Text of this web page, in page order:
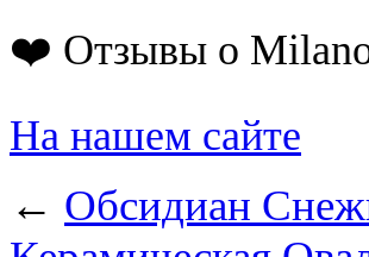
❤️ Отзывы о
На нашем сайте
← Обсидиан